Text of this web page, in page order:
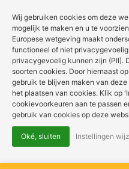
Wij gebruiken cookies om deze
mogelijk te maken en u te
Europese wetgeving maakt
functioneel of niet
privacygevoelig kunnen zijn (PII).
soorten cookies. Door hiernaast
gebruik te blijven maken van
het plaatsen van cookies. Klik op
cookievoorkeuren aan te passen
gebruik van cookies op deze
Oké, sluiten Instellingen